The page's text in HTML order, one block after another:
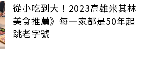
從小吃到大！2023高雄米其林
美食推薦》每一家都是50年起
跳老字號